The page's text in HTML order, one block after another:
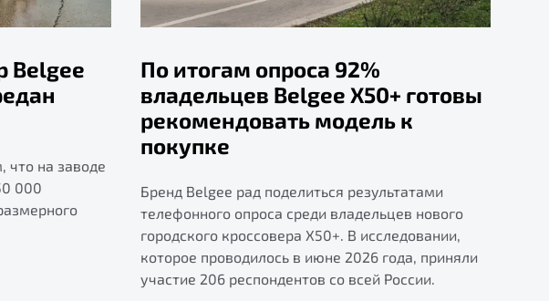
Belgee
что на заводе
000
По итогам опроса 92%
владельцев Belgee X50+ готовы
рекомендовать модель к
покупке
Бренд Belgee рад поделиться результатами
телефонного опроса среди владельцев нового
городского кроссовера X50+. В исследовании,
которое проводилось в июне 2026 года, приняли
участие 206 респондентов со всей России.